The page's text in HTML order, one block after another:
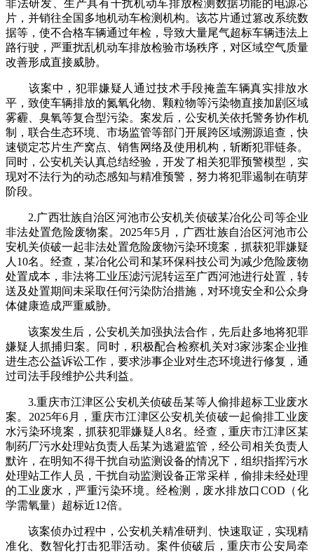
非法研发、生产具有干扰机动车排放检测数据功能的电源芯
片，并销往全国多地机动车检测机构。该芯片通过篡改系统数
据等，使不合格车辆通过年检，导致大量尾气超标车辆违法上
路行驶，严重扰乱机动车排放检验市场秩序，对区域空气质量
改善形成直接威胁。
该案中，犯罪嫌疑人通过技术手段掩盖车辆真实排放水
平，致使车辆排放的氮氧化物、颗粒物等污染物直接加剧区域
雾霾、臭氧等复合型污染。案发后，公安机关依托警务协作机
制，联合生态环境、市场监管等部门开展跨区域溯源追查，快
速锁定芯片生产窝点、销售网络及使用机构，斩断犯罪链条。
同时，公安机关认真总结经验，开发了相关犯罪预警模型，实
现对不法行为的动态感知与精准预警，努力将犯罪遏制在萌芽
阶段。
2.广西壮族自治区河池市公安机关侦破某冶化公司等企业
非法处置危险废物案。2025年5月，广西壮族自治区河池市公
安机关侦破一起非法处置危险废物污染环境案，抓获犯罪嫌疑
人10名。经查，某冶化公司和某环保科技公司为减少危险废物
处置成本，非法将工业压滤污泥转运至广西河池进行处置，转
送及处置期间未采取任何污染防治措施，对环境安全和公众身
体健康造成严重威胁。
该案发生后，公安机关加强执法合作，先后赴多地将犯罪
嫌疑人抓捕归案。同时，积极配合检察机关对3家涉案企业推
进生态公益诉讼工作，要求涉事企业对生态环境进行修复，通
过司法手段维护公共利益。
3.重庆市江津区公安机关侦破岳某等人偷排超标工业废水
案。2025年6月，重庆市江津区公安机关侦破一起偷排工业废
水污染环境案，抓获犯罪嫌疑人8名。经查，重庆市江津区某
制药厂污水处理站负责人岳某为逃避监管，经公司相关负责人
默许，在明知不得干扰自动监测设备的情况下，组织指挥污水
处理站工作人员，干扰自动监测设备正常采样，偷排未经处理
的工业废水，严重污染环境。经检测，废水排放口COD（化
学需氧量）超标近12倍。
该案侦办过程中，公安机关精准研判、快速取证，实现精
准化、数智化打击犯罪活动。案件侦破后，重庆市公安局牵